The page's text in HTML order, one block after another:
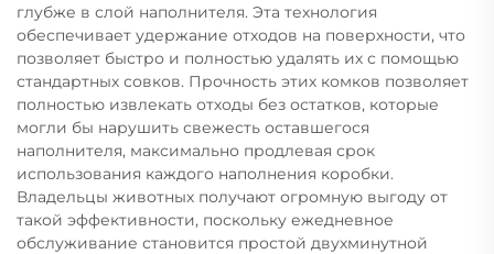
глубже в слой наполнителя. Эта технология
обеспечивает удержание отходов на поверхности, что
позволяет быстро и полностью удалять их с помощью
стандартных совков. Прочность этих комков позволяет
полностью извлекать отходы без остатков, которые
могли бы нарушить свежесть оставшегося
наполнителя, максимально продлевая срок
использования каждого наполнения коробки.
Владельцы животных получают огромную выгоду от
такой эффективности, поскольку ежедневное
обслуживание становится простой двухминутной